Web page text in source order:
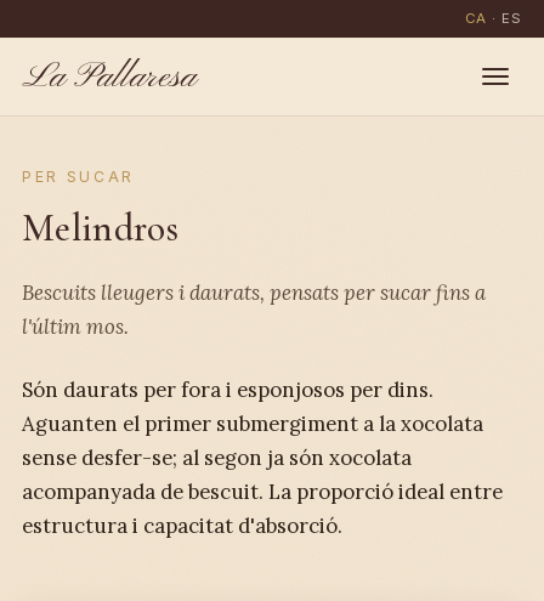
CA · ES
La Pallaresa
PER SUCAR
Melindros
Bescuits lleugers i daurats, pensats per sucar fins a
l'últim mos.
Són daurats per fora i esponjosos per dins.
Aguanten el primer submergiment a la xocolata
sense desfer-se; al segon ja són xocolata
acompanyada de bescuit. La proporció ideal entre
estructura i capacitat d'absorció.